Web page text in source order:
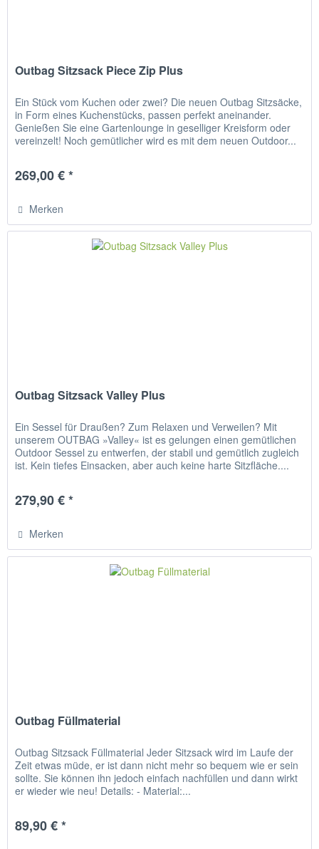
Outbag Sitzsack Piece Zip Plus
Ein Stück vom Kuchen oder zwei? Die neuen Outbag Sitzsäcke,
in Form eines Kuchenstücks, passen perfekt aneinander.
Genießen Sie eine Gartenlounge in geselliger Kreisform oder
vereinzelt! Noch gemütlicher wird es mit dem neuen Outdoor...
269,00 € *
Merken
Outbag Sitzsack Valley Plus
Ein Sessel für Draußen? Zum Relaxen und Verweilen? Mit
unserem OUTBAG »Valley« ist es gelungen einen gemütlichen
Outdoor Sessel zu entwerfen, der stabil und gemütlich zugleich
ist. Kein tiefes Einsacken, aber auch keine harte Sitzfläche....
279,90 € *
Merken
Outbag Füllmaterial
Outbag Sitzsack Füllmaterial Jeder Sitzsack wird im Laufe der
Zeit etwas müde, er ist dann nicht mehr so bequem wie er sein
sollte. Sie können ihn jedoch einfach nachfüllen und dann wirkt
er wieder wie neu! Details: - Material:...
89,90 € *